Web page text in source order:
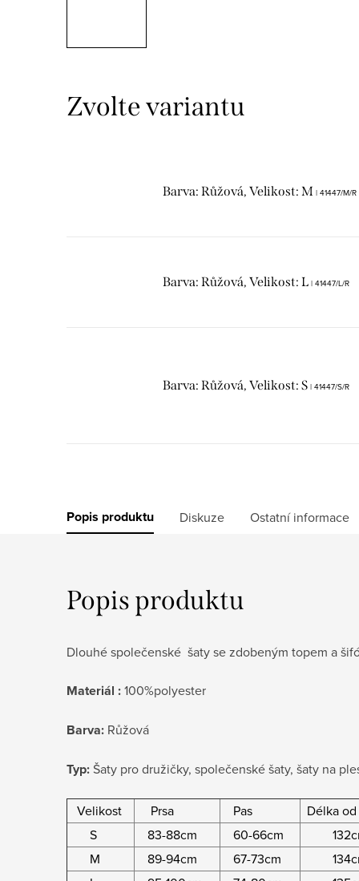
Barva: Růžová, Velikost: M | 41447/M/R
Barva: Růžová, Velikost: L | 41447/L/R
Barva: Růžová, Velikost: S | 41447/S/R
Popis produktu Diskuze Ostatní informace
Popis produktu
Dlouhé společenské šaty se zdobeným topem a
Materiál :100%polyester
Barva: Růžová
Typ:Šaty pro družičky, společenské šaty, šaty na
Velikost Prsa Pas
Délka
S
83-88cm 60-66cm
M
89-94cm 67-73cm